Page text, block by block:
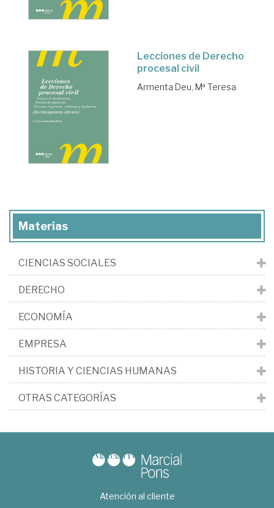
Lecciones de Derecho
procesal civil
Armenta Deu, Mª Teresa
Materias
CIENCIAS SOCIALES
DERECHO
ECONOMÍA
EMPRESA
HISTORIA Y CIENCIAS HUMANAS
OTRAS CATEGORÍAS
Atención al cliente